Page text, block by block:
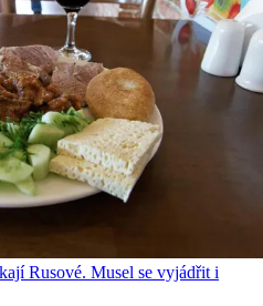
Rusové. Musel se vyjádřit i